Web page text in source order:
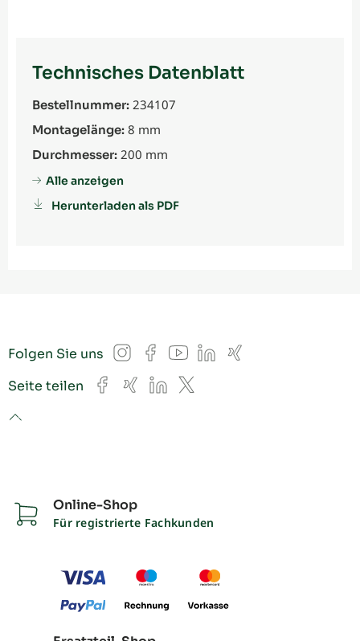
Technisches Datenblatt
Bestellnummer: 234107
Montagelänge: 8 mm
Durchmesser: 200 mm
Alle anzeigen
Herunterladen als PDF
Folgen Sie uns Instagram
Facebook
YouTube
LinkedIn
Xing
Seite teilen Facebook
XingLinkedIn
X
to top
Online-Shop
Für registrierte Fachkunden